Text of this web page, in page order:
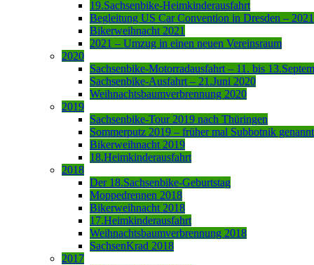
19.Sachsenbike-Heimkinderausfahrt
Begleitung US Car Convention in Dresden – 2021
Bikerweihnacht 2021
2021 – Umzug in einen neuen Vereinsraum
2020
Sachsenbike-Motorradausfahrt – 11. bis
Sachsenbike-Ausfahrt – 21.Juni 2020
Weihnachtsbaumverbrennung 2020
2019
Sachsenbike-Tour 2019 nach Thüringen
Sommerputz 2019 – früher mal Subbotnik genannt
Bikerweihnacht 2019
18.Heimkinderausfahrt
2018
Der 18.Sachsenbike-Geburtstag
Moppedrennen 2018
Bikerweihnacht 2018
17.Heimkinderausfahrt
Weihnachtsbaumverbrennung 2018
SachsenKrad 2018
2017